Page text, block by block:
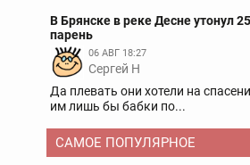
В Брянске в реке Десне утонул
парень
06 АВГ 18:27
Сергей Н
Да плевать они хотели на
им лишь бы бабки по...
САМОЕ ПОПУЛЯРНОЕ